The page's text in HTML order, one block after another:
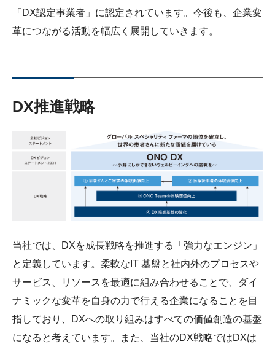
よくあるご質問
ステークホルダーエンゲージメント
GRIスタンダード対照表
ESGデータ集
外部からの評価
第三者保証
透明性ガイドライン
「DX認定事業者」に認定されています。今後も、企業変
革につながる活動を幅広く展開していきます。
DX推進戦略
当社では、DXを成長戦略を推進する「強力なエンジン」
と定義しています。柔軟なIT 基盤と社内外のプロセスや
サービス、リソースを最適に組み合わせることで、ダイ
ナミックな変革を自身の力で行える企業になることを目
指しており、DXへの取り組みはすべての価値創造の基盤
になると考えています。また、当社のDX戦略ではDXは